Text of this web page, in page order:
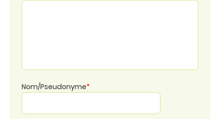
Nom/Pseudonyme*